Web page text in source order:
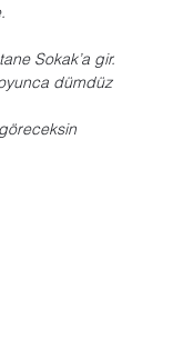
Sokak’a gir.
dümdüz